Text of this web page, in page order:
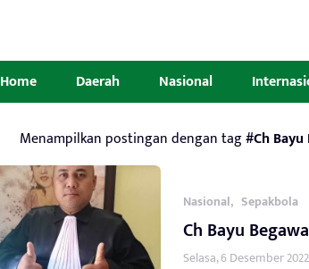
Home Daerah Nasional
Menampilkan postingan dengan tag#Ch Bayu
Nasional, Sepakbola
Ch Bayu
Selasa, 6 Desember